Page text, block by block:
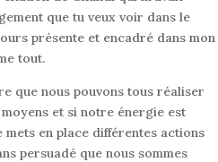
que tu veux voir dans le
présente et encadré dans mon
tout.
que nous pouvons tous réaliser
moyens et si notre énergie est
mets en place différentes actions
persuadé que nous sommes